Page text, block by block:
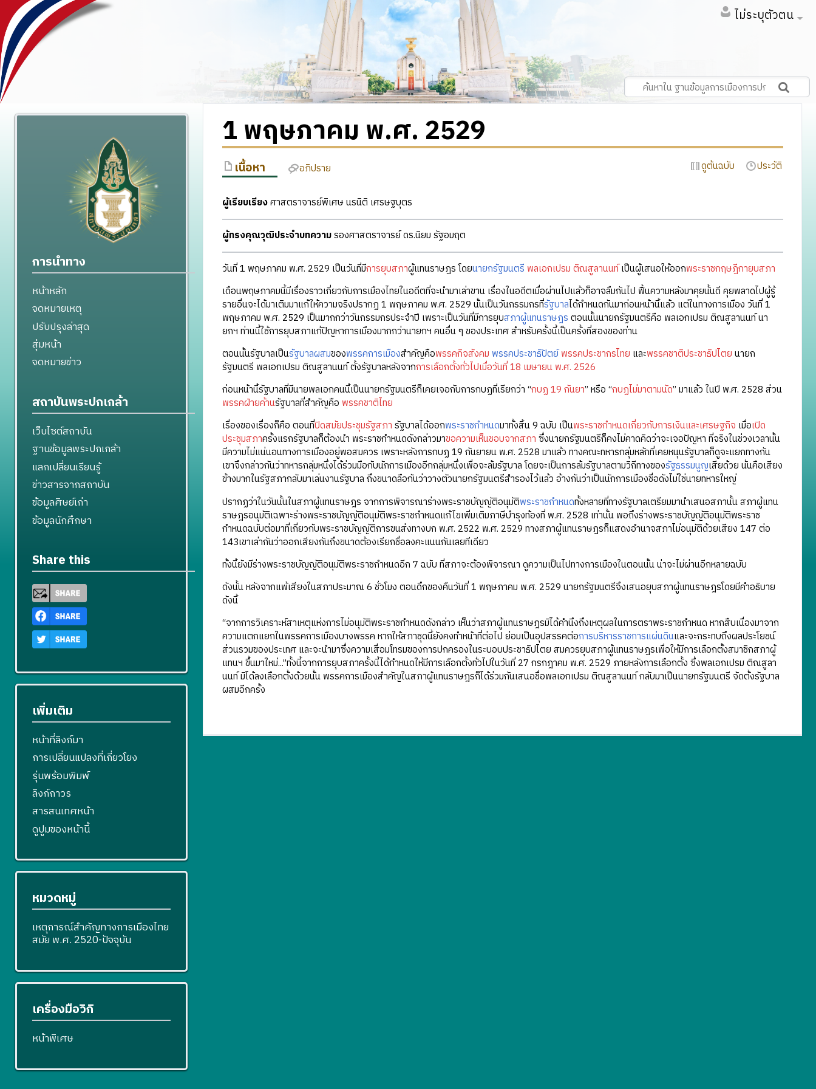
ไม่ระบุตัวตน
1 พฤษภาคม พ.ศ. 2529
เนื้อหา อภิปราย ดูต้นฉบับ ประวัติ
ผู้เรียบเรียงศาสตราจารย์พิเศษ นรนิติ เศรษฐบุตร
ผู้ทรงคุณวุฒิประจำบทความรองศาสตราจารย์ ดร.นิยม รัฐอมฤต
วันที่ 1 พฤษภาคม พ.ศ. 2529 เป็นวันที่มีการยุบสภาผู้แทนราษฎร โดยนายกรัฐมนตรี พลเอกเปรม ติณสูลานนท์เป็นผู้เสนอให้ออกพระราชกฤษฎีกายุบสภา
เดือนพฤษภาคมนี้มีเรื่องราวเกี่ยวกับการเมืองไทยในอดีตที่จะนำมาเล่าขาน เรื่องในอดีตเมื่อผ่านไปแล้วก็อาจลืมกันไป ฟื้นความหลังมาคุยนั้นดี คุยพลาดไปผู้รู้
รายอื่นจะได้มาเติมมาแก้ให้ความจริงปรากฏ 1 พฤษภาคม พ.ศ. 2529 นั้นเป็นวันกรรมกรที่รัฐบาลได้กำหนดกันมาก่อนหน้านี้แล้ว แต่ในทางการเมือง วันที่ 1
พฤษภาคม พ.ศ. 2529 เป็นมากกว่าวันกรรมกรประจำปี เพราะเป็นวันที่มีการยุบสภาผู้แทนราษฎร ตอนนั้นนายกรัฐมนตรีคือ พลเอกเปรม ติณสูลานนท์ นา
ยกฯ ท่านนี้ใช้การยุบสภาแก้ปัญหาการเมืองมากกว่านายกฯ คนอื่น ๆ ของประเทศ สำหรับครั้งนี้เป็นครั้งที่สองของท่าน
ตอนนั้นรัฐบาลเป็นรัฐบาลผสมของพรรคการเมืองสำคัญคือพรรคกิจสังคม พรรคประชาธิปัตย์ พรรคประชากรไทย และพรรคชาติประชาธิปไตย นายก
รัฐมนตรี พลเอกเปรม ติณสูลานนท์ ตั้งรัฐบาลหลังจากการเลือกตั้งทั่วไปเมื่อวันที่ 18 เมษายน พ.ศ. 2526
ก่อนหน้านี้รัฐบาลที่มีนายพลเอกคนนี้เป็นนายกรัฐมนตรีก็เคยเจอกับการกบฏที่เรียกว่า “กบฏ 19 กันยา” หรือ “กบฏไม่มาตามนัด” มาแล้ว ในปี พ.ศ. 2528 ส่วน
พรรคฝ่ายค้านรัฐบาลที่สำคัญคือ พรรคชาติไทย
เรื่องของเรื่องก็คือ ตอนที่ปิดสมัยประชุมรัฐสภา รัฐบาลได้ออกพระราชกำหนดมาทั้งสิ้น 9 ฉบับ เป็นพระราชกำหนดเกี่ยวกับการเงินและเศรษฐกิจ เมื่อเปิด
ประชุมสภาครั้งแรกรัฐบาลก็ต้องนำ พระราชกำหนดดังกล่าวมาขอความเห็นชอบจากสภา ซึ่งนายกรัฐมนตรีก็คงไม่คาดคิดว่าจะเจอปัญหา ที่จริงในช่วงเวลานั้น
มีความไม่แน่นอนทางการเมืองอยู่พอสมควร เพราะหลังการกบฏ 19 กันยายน พ.ศ. 2528 มาแล้ว ทางคณะทหารกลุ่มหลักที่เคยหนุนรัฐบาลก็ดูจะแยกทางกัน
เขาจึงกล่าวกันว่าทหารกลุ่มหนึ่งได้ร่วมมือกับนักการเมืองอีกกลุ่มหนึ่งเพื่อจะล้มรัฐบาล โดยจะเป็นการล้มรัฐบาลตามวิถีทางของรัฐธรรมนูญเสียด้วย นั่นคือเสียง
ข้างมากในรัฐสภากลับมาเล่นงานรัฐบาล ถึงขนาดลือกันว่าวางตัวนายกรัฐมนตรีสำรองไว้แล้ว อ้างกันว่าเป็นนักการเมืองชื่อดังไม่ใช่นายทหารใหญ่
ปรากฏว่าในวันนั้นในสภาผู้แทนราษฎร จากการพิจารณาร่างพระราชบัญญัติอนุมัติพระราชกำหนดทั้งหลายที่ทางรัฐบาลเตรียมมานำเสนอสภานั้น สภาผู้แทน
ราษฎรอนุมัติเฉพาะร่างพระราชบัญญัติอนุมัติพระราชกำหนดแก้ไขเพิ่มเติมภาษีบำรุงท้องที่ พ.ศ. 2528 เท่านั้น พอถึงร่างพระราชบัญญัติอนุมัติพระราช
กำหนดฉบับต่อมาที่เกี่ยวกับพระราชบัญญัติการขนส่งทางบก พ.ศ. 2522 พ.ศ. 2529 ทางสภาผู้แทนราษฎรก็แสดงอำนาจสภาไม่อนุมัติด้วยเสียง 147 ต่อ
143เขาเล่ากันว่าออกเสียงกันถึงขนาดต้องเรียกชื่อลงคะแนนกันเลยทีเดียว
ทั้งนี้ยังมีร่างพระราชบัญญัติอนุมัติพระราชกำหนดอีก 7 ฉบับ ที่สภาจะต้องพิจารณา ดูความเป็นไปทางการเมืองในตอนนั้น น่าจะไม่ผ่านอีกหลายฉบับ
ดังนั้น หลังจากแพ้เสียงในสภาประมาณ 6 ชั่วโมง ตอนดึกของคืนวันที่ 1 พฤษภาคม พ.ศ. 2529 นายกรัฐมนตรีจึงเสนอยุบสภาผู้แทนราษฎรโดยมีคำอธิบาย
ดังนี้
“จากการวิเคราะห์สาเหตุแห่งการไม่อนุมัติพระราชกำหนดดังกล่าว เห็นว่าสภาผู้แทนราษฎรมิได้คำนึงถึงเหตุผลในการตราพระราชกำหนด หากสืบเนื่องมาจาก
ความแตกแยกในพรรคการเมืองบางพรรค หากให้สภาชุดนี้ยังคงทำหน้าที่ต่อไป ย่อมเป็นอุปสรรคต่อการบริหารราชการแผ่นดินและจะกระทบถึงผลประโยชน์
ส่วนรวมของประเทศ และจะนำมาซึ่งความเสื่อมโทรมของการปกครองในระบอบประชาธิปไตย สมควรยุบสภาผู้แทนราษฎรเพื่อให้มีการเลือกตั้งสมาชิกสภาผู้
แทนฯ ขึ้นมาใหม่...”ทั้งนี้จากการยุบสภาครั้งนี้ได้กำหนดให้มีการเลือกตั้งทั่วไปในวันที่ 27 กรกฎาคม พ.ศ. 2529 ภายหลังการเลือกตั้ง ซึ่งพลเอกเปรม ติณสูลา
นนท์ มิได้ลงเลือกตั้งด้วยนั้น พรรคการเมืองสำคัญในสภาผู้แทนราษฎรก็ได้ร่วมกันเสนอชื่อพลเอกเปรม ติณสูลานนท์ กลับมาเป็นนายกรัฐมนตรี จัดตั้งรัฐบาล
ผสมอีกครั้ง
การนำทาง
หน้าหลัก
จดหมายเหตุ
ปรับปรุงล่าสุด
สุ่มหน้า
จดหมายข่าว
สถาบันพระปกเกล้า
เว็บไซต์สถาบัน
ฐานข้อมูลพระปกเกล้า
แลกเปลี่ยนเรียนรู้
ข่าวสารจากสถาบัน
ข้อมูลศิษย์เก่า
ข้อมูลนักศึกษา
Share this
เพิ่มเติม
หน้าที่ลิงก์มา
การเปลี่ยนแปลงที่เกี่ยวโยง
รุ่นพร้อมพิมพ์
ลิงก์ถาวร
สารสนเทศหน้า
ดูปูมของหน้านี้
หมวดหมู่
เหตุการณ์สำคัญทางการเมืองไทย
สมัย พ.ศ. 2520-ปัจจุบัน
เครื่องมือวิกิ
หน้าพิเศษ